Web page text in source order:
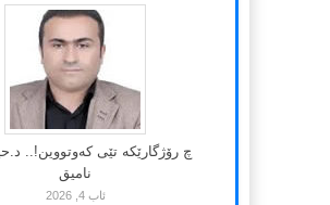
چ رۆژگارێکە تێی کەوتووین!..
نامیق
ئاب 4, 2026